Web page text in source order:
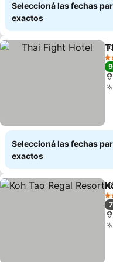
Seleccioná las fechas
exactos
4
Seleccioná las fechas
exactos
3